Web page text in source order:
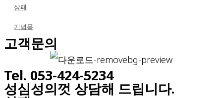
상패
기념품
고객문의
Tel. 053-424-5234
성심성의껏 상담해 드립니다.